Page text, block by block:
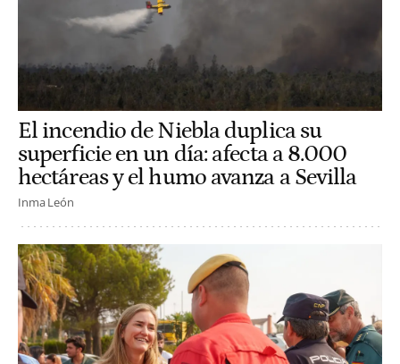
El incendio de Niebla duplica su
superficie en un día: afecta a 8.000
hectáreas y el humo avanza a Sevilla
Inma León